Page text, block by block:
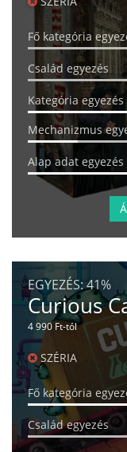
Fő kategória
Család egyezés
Kategória egyezés
Mechanizmus
Alap adat egyezés
EGYEZÉS:41%
Curious
4 990 Ft-tól
SZÉRIA
Fő kategória
Család egyezés